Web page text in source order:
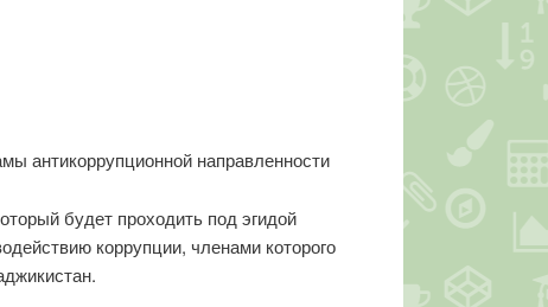
антикоррупционной направленности
будет проходить под эгидой
коррупции, членами которого